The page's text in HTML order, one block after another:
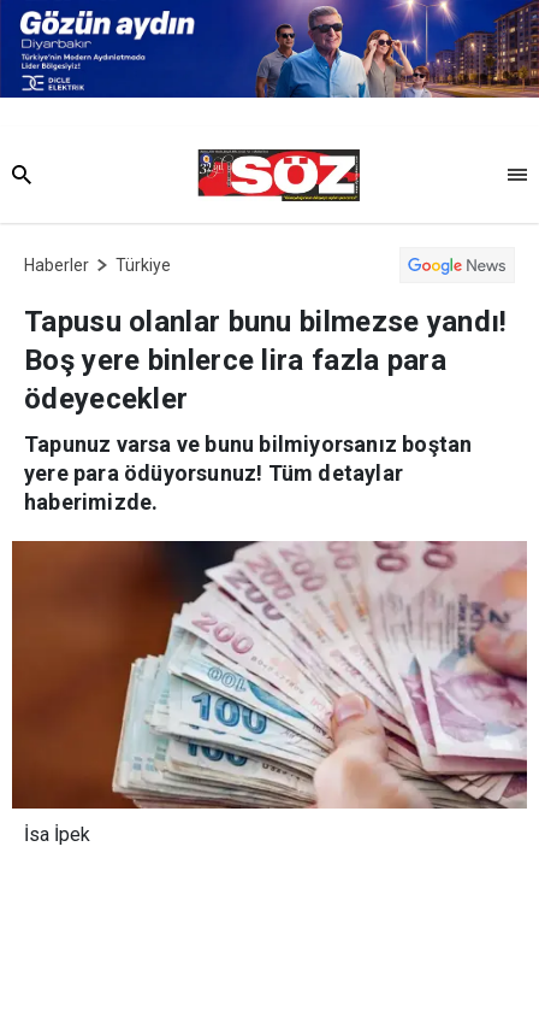
Haberler Türkiye
Tapusu olanlar bunu bilmezse yandı!
Boş yere binlerce lira fazla para
ödeyecekler
Tapunuz varsa ve bunu bilmiyorsanız boştan
yere para ödüyorsunuz! Tüm detaylar
haberimizde.
İsa İpek